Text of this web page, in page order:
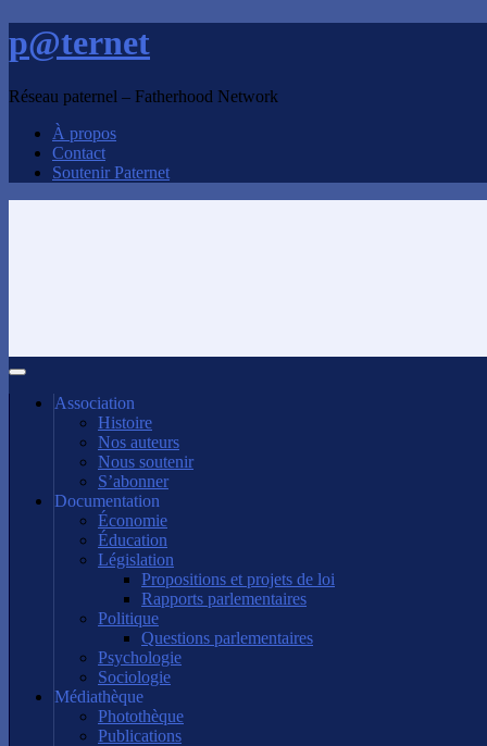
p@ternet
Réseau paternel – Fatherhood Network
À propos
Contact
Soutenir Paternet
Association
Histoire
Nos auteurs
Nous soutenir
S’abonner
Documentation
Économie
Éducation
Législation
Propositions et projets de loi
Rapports parlementaires
Politique
Questions parlementaires
Psychologie
Sociologie
Médiathèque
Photothèque
Publications